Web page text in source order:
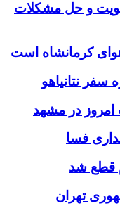
هویت و حل مشکلات
کرمانشاه است
سفر نتانیاهو
امروز در مشهد
قطع شد
تهران